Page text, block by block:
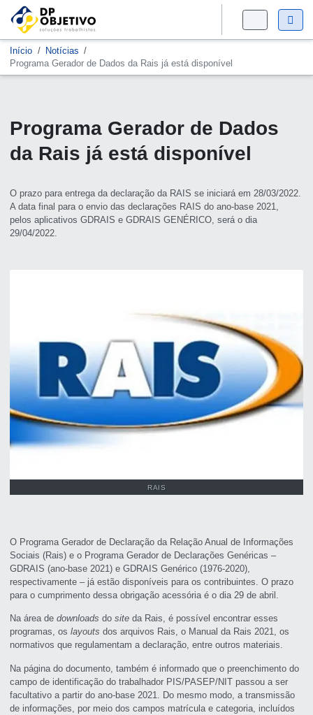
Início
Notícias
Programa Gerador de Dados da Rais já está disponível
Programa Gerador de Dados
da Rais já está disponível
O prazo para entrega da declaração da RAIS se iniciará em 28/03/2022.
A data final para o envio das declarações RAIS do ano-base 2021,
pelos aplicativos GDRAIS e GDRAIS GENÉRICO, será o dia
29/04/2022.
RAIS
O Programa Gerador de Declaração da Relação Anual de Informações
Sociais (Rais) e o Programa Gerador de Declarações Genéricas –
GDRAIS (ano-base 2021) e GDRAIS Genérico (1976-2020),
respectivamente – já estão disponíveis para os contribuintes. O prazo
para o cumprimento dessa obrigação acessória é o dia 29 de abril.
Na área dedownloads dosite da Rais, é possível encontrar esses
programas, oslayouts dos arquivos Rais, o Manual da Rais 2021, os
normativos que regulamentam a declaração, entre outros materiais.
Na página do documento, também é informado que o preenchimento do
campo de identificação do trabalhador PIS/PASEP/NIT passou a ser
facultativo a partir do ano-base 2021. Do mesmo modo, a transmissão
de informações, por meio dos campos matrícula e categoria, incluídos